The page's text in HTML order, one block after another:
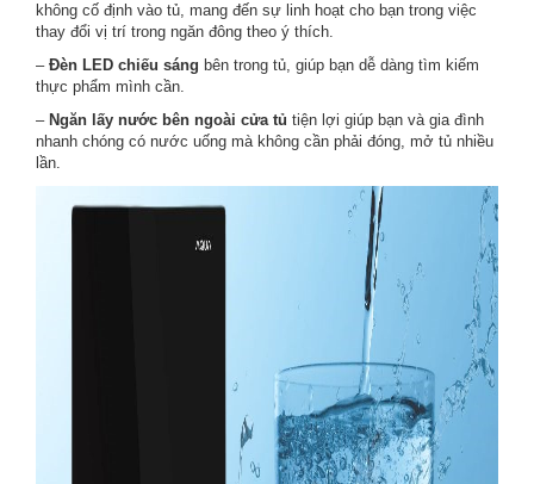
không cố định vào tủ, mang đến sự linh hoạt cho bạn trong việc
thay đổi vị trí trong ngăn đông theo ý thích.
– Đèn LED chiếu sáng bên trong tủ, giúp bạn dễ dàng tìm kiếm
thực phẩm mình cần.
– Ngăn lấy nước bên ngoài cửa tủ tiện lợi giúp bạn và gia đình
nhanh chóng có nước uống mà không cần phải đóng, mở tủ nhiều
lần.